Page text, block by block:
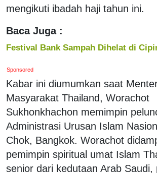
mengikuti ibadah haji tahun ini.
Baca Juga :
Festival Bank Sampah Dihelat di
Sponsored
Kabar ini diumumkan saat
Masyarakat Thailand, Worachot
Sukhonkhachon memimpin
Administrasi Urusan Islam
Chok, Bangkok. Worachot
pemimpin spiritual umat Islam
senior dari kedutaan Arab Saudi,